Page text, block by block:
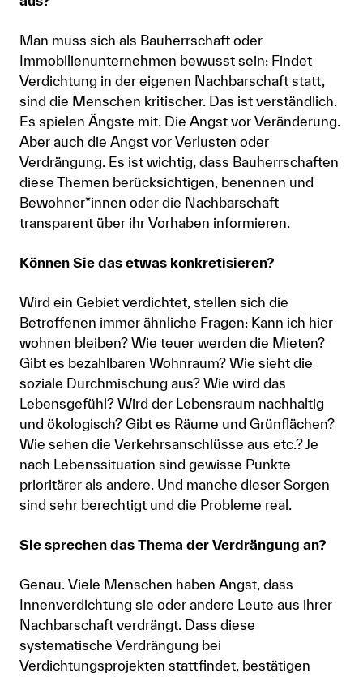
Man muss sich als Bauherrschaft oder
Immobilienunternehmen bewusst sein: Findet
Verdichtung in der eigenen Nachbarschaft statt,
sind die Menschen kritischer. Das ist verständlich.
Es spielen Ängste mit. Die Angst vor Veränderung.
Aber auch die Angst vor Verlusten oder
Verdrängung. Es ist wichtig, dass Bauherrschaften
diese Themen berücksichtigen, benennen und
Bewohner*innen oder die Nachbarschaft
transparent über ihr Vorhaben informieren.
Können Sie das etwas konkretisieren?
Wird ein Gebiet verdichtet, stellen sich die
Betroffenen immer ähnliche Fragen: Kann ich hier
wohnen bleiben? Wie teuer werden die Mieten?
Gibt es bezahlbaren Wohnraum? Wie sieht die
soziale Durchmischung aus? Wie wird das
Lebensgefühl? Wird der Lebensraum nachhaltig
und ökologisch? Gibt es Räume und Grünflächen?
Wie sehen die Verkehrsanschlüsse aus etc.? Je
nach Lebenssituation sind gewisse Punkte
prioritärer als andere. Und manche dieser Sorgen
sind sehr berechtigt und die Probleme real.
Sie sprechen das Thema der Verdrängung an?
Genau. Viele Menschen haben Angst, dass
Innenverdichtung sie oder andere Leute aus ihrer
Nachbarschaft verdrängt. Dass diese
systematische Verdrängung bei
Verdichtungsprojekten stattfindet, bestätigen